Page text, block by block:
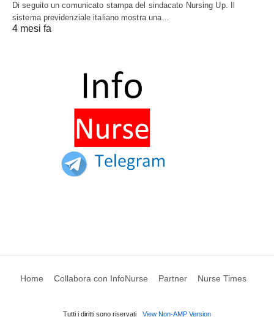
Di seguito un comunicato stampa del sindacato Nursing Up. Il
sistema previdenziale italiano mostra una…
4 mesi fa
Home Collabora con InfoNurse Partner Nurse Times
Tutti i diritti sono riservati View Non-AMP Version